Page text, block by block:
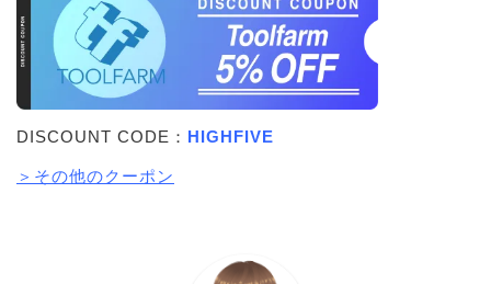
DISCOUNT CODE： HIGHFIVE
＞その他のクーポン